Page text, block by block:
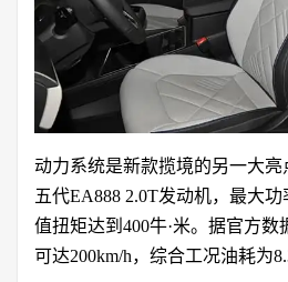
动力系统是新款揽境的另一大亮
五代EA888 2.0T发动机，最大
值扭矩达到400牛·米。据官方
可达200km/h，综合工况油耗为